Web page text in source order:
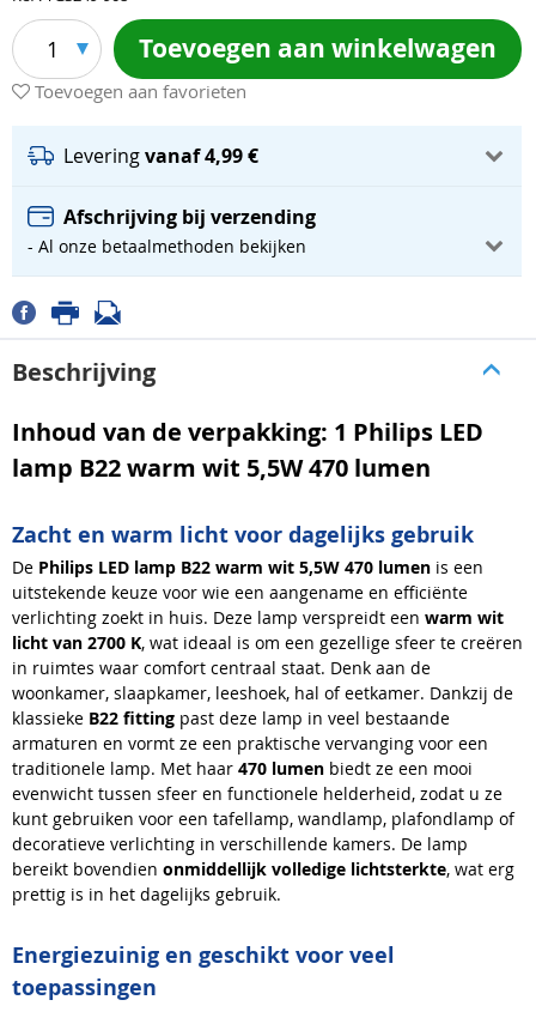
1 Toevoegen aan winkelwagen
Toevoegen aan favorieten
Leveringvanaf 4,99 €
Afschrijving bij verzending
- Al onze betaalmethoden bekijken
Beschrijving
Inhoud van de verpakking: 1 Philips LED
lamp B22 warm wit 5,5W 470 lumen
Zacht en warm licht voor dagelijks gebruik
De Philips LED lamp B22 warm wit 5,5W 470 lumen is een
uitstekende keuze voor wie een aangename en efficiënte
verlichting zoekt in huis. Deze lamp verspreidt een warm wit
licht van 2700 K, wat ideaal is om een gezellige sfeer te creëren
in ruimtes waar comfort centraal staat. Denk aan de
woonkamer, slaapkamer, leeshoek, hal of eetkamer. Dankzij de
klassieke B22 fitting past deze lamp in veel bestaande
armaturen en vormt ze een praktische vervanging voor een
traditionele lamp. Met haar 470 lumen biedt ze een mooi
evenwicht tussen sfeer en functionele helderheid, zodat u ze
kunt gebruiken voor een tafellamp, wandlamp, plafondlamp of
decoratieve verlichting in verschillende kamers. De lamp
bereikt bovendien onmiddellijk volledige lichtsterkte, wat erg
prettig is in het dagelijks gebruik.
Energiezuinig en geschikt voor veel
toepassingen